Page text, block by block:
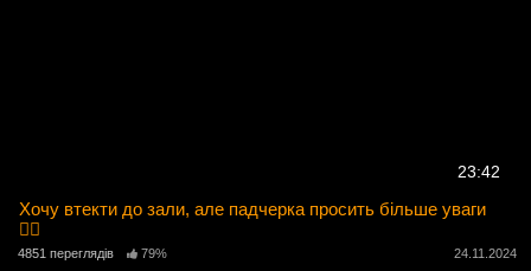
23:42
Хочу втекти до зали, але падчерка просить більше уваги
🏋️‍♂️
4851 переглядів 79% 24.11.2024